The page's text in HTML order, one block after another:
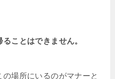
ことはできません。
場所にいるのがマナーと